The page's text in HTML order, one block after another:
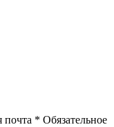
почта * Обязательное